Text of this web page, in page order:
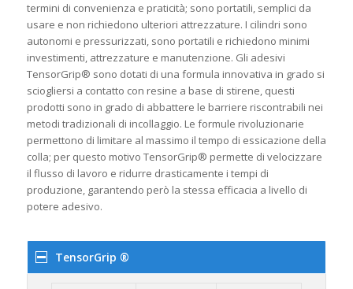
termini di convenienza e praticità; sono portatili, semplici da
usare e non richiedono ulteriori attrezzature. I cilindri sono
autonomi e pressurizzati, sono portatili e richiedono minimi
investimenti, attrezzature e manutenzione. Gli adesivi
TensorGrip® sono dotati di una formula innovativa in grado si
sciogliersi a contatto con resine a base di stirene, questi
prodotti sono in grado di abbattere le barriere riscontrabili nei
metodi tradizionali di incollaggio. Le formule rivoluzionarie
permettono di limitare al massimo il tempo di essicazione della
colla; per questo motivo TensorGrip® permette di velocizzare
il flusso di lavoro e ridurre drasticamente i tempi di
produzione, garantendo però la stessa efficacia a livello di
potere adesivo.
TensorGrip ®